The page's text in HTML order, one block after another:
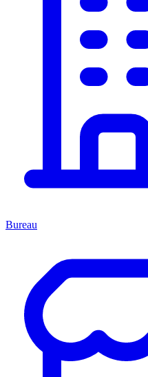
Bureau